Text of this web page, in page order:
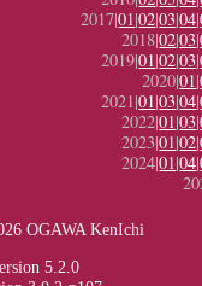
2017|01|02|03|04|
2018|02|03|
2019|01|02|03|
2020|01|
2021|01|03|04|
2022|01|03|
2023|01|02|
2024|01|04|
OGAWA KenIchi
5.2.0